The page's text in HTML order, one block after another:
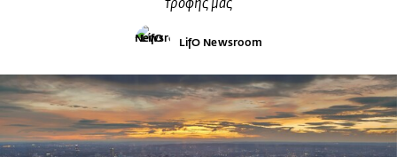
τροφής μας
LifO Newsroom